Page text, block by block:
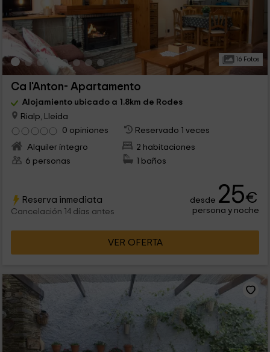
16 Fotos
Ca l'Anton- Apartamento
Alojamiento ubicado a 1.8km de Rodes
Rialp, Lleida
0 opiniones
Reservado 1 veces
Alquiler íntegro
2 habitaciones
6 personas
1 baños
Reserva inmediata
Cancelación 14 días antes
desde 25€
persona y noche
VER OFERTA